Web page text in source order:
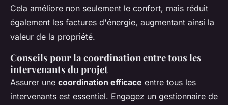
Cela améliore non seulement le confort, mais réduit
également les factures d'énergie, augmentant ainsi la
valeur de la propriété.
Conseils pour la coordination entre tous les
intervenants du projet
Assurer une coordination efficace entre tous les
intervenants est essentiel. Engagez un gestionnaire de